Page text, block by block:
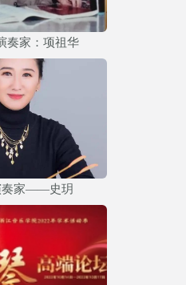
奏家：项祖华
奏家——史玥